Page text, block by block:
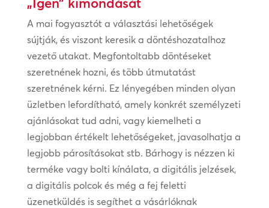
A mai fogyasztót a választási lehetőségek
sújtják, és viszont keresik a döntéshozatalhoz
vezető utakat. Megfontoltabb döntéseket
szeretnének hozni, és több útmutatást
szeretnének kérni. Ez lényegében minden olyan
üzletben lefordítható, amely konkrét személyzeti
ajánlásokat tud adni, vagy kiemelheti a
legjobban értékelt lehetőségeket, javasolhatja a
legjobb párosításokat stb. Bárhogy is nézzen ki
terméke vagy bolti kínálata, a digitális jelzések,
a digitális polcok és még a fej feletti
üzenetküldés is segíthet a vásárlóknak